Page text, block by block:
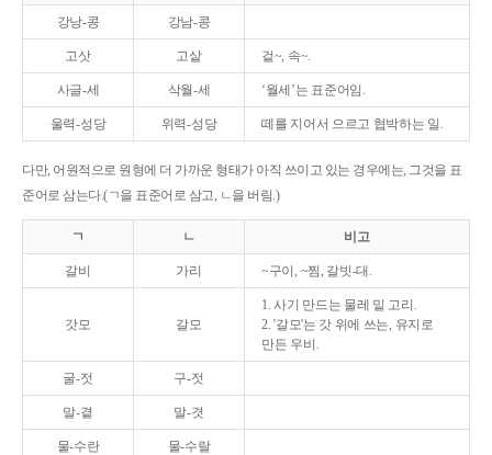
강낭-콩 강남-콩
고삿 고샅 겉~, 속~.
사글-세 삭월-세 ‘월세’는 표준어임.
울력-성당 위력-성당 떼를 지어서 으르고 협박하는 일.
다만, 어원적으로 원형에 더 가까운 형태가 아직 쓰이고 있는 경우에는, 그것을 표
준어로 삼는다.(ㄱ을 표준어로 삼고, ㄴ을 버림.)
ㄱ ㄴ 비고
갈비 가리 ~구이, ~찜, 갈빗-대.
갓모 갈모
1. 사기 만드는 물레 밑 고리.
2. '갈모'는 갓 위에 쓰는, 유지로
만든 우비.
굴-젓 구-젓
말-곁 말-겻
물-수란 물-수랄